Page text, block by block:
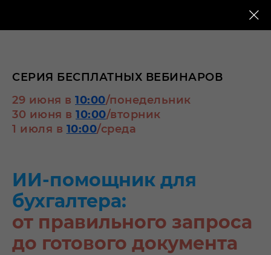
СЕРИЯ БЕСПЛАТНЫХ ВЕБИНАРОВ
29 июня в 10:00/понедельник
30 июня в 10:00/вторник
1 июля в 10:00/среда
ИИ-помощник для
бухгалтера:
от правильного запроса
до готового документа